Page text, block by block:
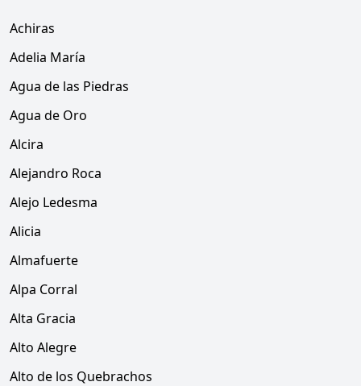
Achiras
Adelia María
Agua de las Piedras
Agua de Oro
Alcira
Alejandro Roca
Alejo Ledesma
Alicia
Almafuerte
Alpa Corral
Alta Gracia
Alto Alegre
Alto de los Quebrachos